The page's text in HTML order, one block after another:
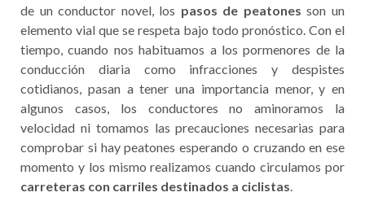
de un conductor novel, los pasos de peatones son un
elemento vial que se respeta bajo todo pronóstico. Con el
tiempo, cuando nos habituamos a los pormenores de la
conducción diaria como infracciones y despistes
cotidianos, pasan a tener una importancia menor, y en
algunos casos, los conductores no aminoramos la
velocidad ni tomamos las precauciones necesarias para
comprobar si hay peatones esperando o cruzando en ese
momento y los mismo realizamos cuando circulamos por
carreteras con carriles destinados a ciclistas.